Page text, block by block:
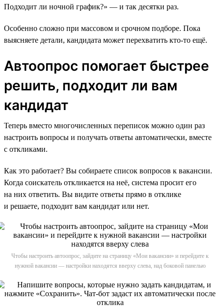
Подходит ли ночной график?» — и так десятки раз.
Особенно сложно при массовом и срочном подборе. Пока
выясняете детали, кандидата может перехватить кто-то ещё.
Автоопрос помогает быстрее
решить, подходит ли вам
кандидат
Теперь вместо многочисленных переписок можно один раз
настроить вопросы и получать ответы автоматически, вместе
с откликами.
Как это работает? Вы собираете список вопросов к вакансии.
Когда соискатель откликается на неё, система просит его
на них ответить. Вы видите ответы прямо в отклике
и решаете, подходит вам кандидат или нет.
Чтобы настроить автоопрос, зайдите на страницу «Мои вакансии» и перейдите к
нужной вакансии — настройки находятся вверху слева, над боковой панелью